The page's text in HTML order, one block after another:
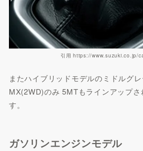
引用 https://www.suzuki.co.jp/
またハイブリッドモデルのミドルグ
MX(2WD)のみ 5MTもラインアップ
す。
ガソリンエンジンモデル